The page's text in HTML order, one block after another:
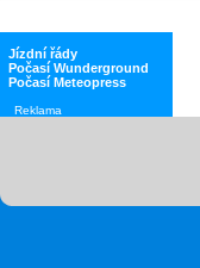
Jízdní řády
Počasí Wunderground
Počasí Meteopress
Reklama